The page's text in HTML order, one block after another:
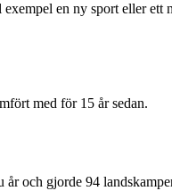
en ny sport eller ett
med för 15 år sedan.
och gjorde 94